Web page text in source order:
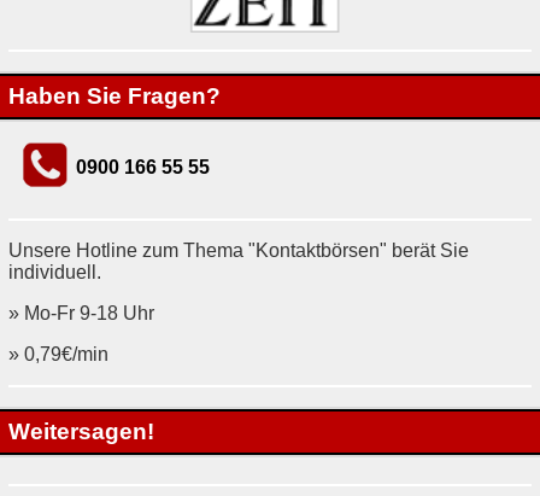
Haben Sie Fragen?
0900 166 55 55
Unsere Hotline zum Thema "Kontaktbörsen" berät Sie
individuell.
» Mo-Fr 9-18 Uhr
» 0,79€/min
Weitersagen!